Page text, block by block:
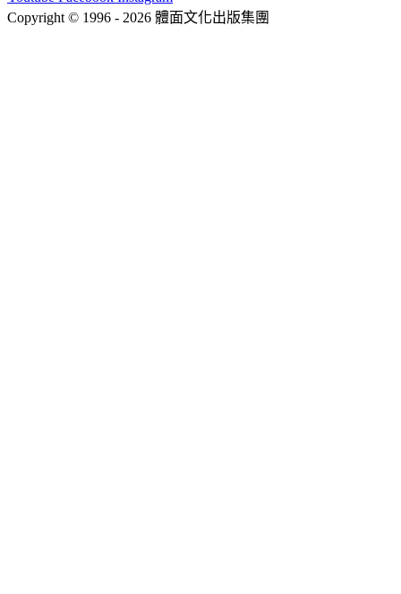
Copyright © 1996 - 2026 體面文化出版集團